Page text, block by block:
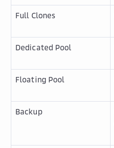
Full Clones
Dedicated Pool
Floating Pool
Backup